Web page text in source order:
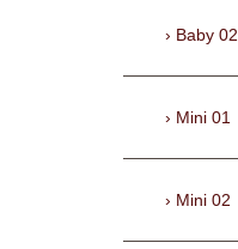
Baby 02
Mini 01
Mini 02